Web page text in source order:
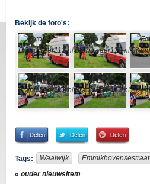
Bekijk de foto's:
Share
on
Facebook
Share
on
Twitter
Pin
It!
Tags: Waalwijk Emmikhovensestraat
« ouder nieuwsitem